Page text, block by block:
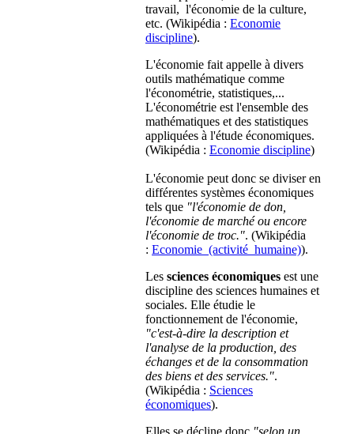
travail, l'économie de la culture,
etc. (Wikipédia : Economie
discipline).
L'économie fait appelle à divers
outils mathématique comme
l'économétrie, statistiques,...
L'économétrie est l'ensemble des
mathématiques et des statistiques
appliquées à l'étude économiques.
(Wikipédia : Economie discipline)
L'économie peut donc se diviser en
différentes systèmes économiques
tels que "l'économie de don,
l'économie de marché ou encore
l'économie de troc.". (Wikipédia
: Economie_(activité_humaine)).
Les sciences économiques est une
discipline des sciences humaines et
sociales. Elle étudie le
fonctionnement de l'économie,
"c'est-à-dire la description et
l'analyse de la production, des
échanges et de la consommation
des biens et des services.".
(Wikipédia : Sciences
économiques).